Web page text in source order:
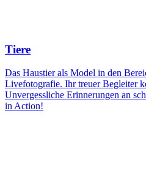
Tiere
Das Haustier als Model in den
Livefotografie. Ihr treuer Begleiter
Unvergessliche Erinnerungen an
in Action!